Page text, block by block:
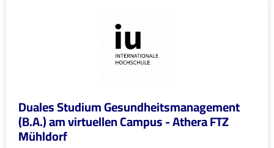
Duales Studium Gesundheitsmanagement
(B.A.) am virtuellen Campus - Athera FTZ
Mühldorf